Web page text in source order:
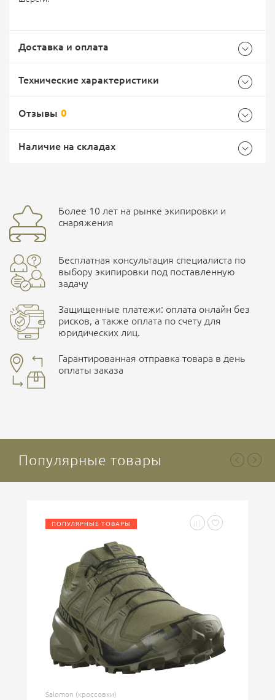
Доставка и оплата
Доставка Почтой России
EMS Почта России
Доставка курьерской службой СДЭК -
Наличные при самовывозе
подготовки счета.
Технические характеристики
Размер 44
Бренд
Страна производитель
Характеристики комплектаций
Размер
Отзывы 0
Ваш отзыв
ОСТАВИТЬ ОТЗЫВ
Наличие на складах
улица Маяковского, 10
ПОДРОБНЕЕ О СКЛАДЕ
Более 10 лет на рынке экипировки и
снаряжения
Бесплатная консультация специалиста по
выбору экипировки под поставленную
задачу
Защищенные платежи: оплата онлайн без
рисков, а также оплата по счету для
юридических лиц.
Гарантированная отправка товара в день
оплаты заказа
Популярные товары
ПОПУЛЯРНЫЕ ТОВАРЫ
Salomon (кроссовки)